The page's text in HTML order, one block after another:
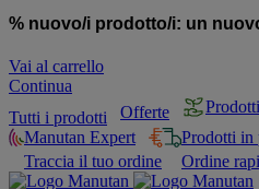
% nuovo/i prodotto/i: un
Vai al carrello
Continua
Tutti i prodotti
Offerte
Manutan Expert
Prodotti in
Traccia il tuo ordine
Ordine